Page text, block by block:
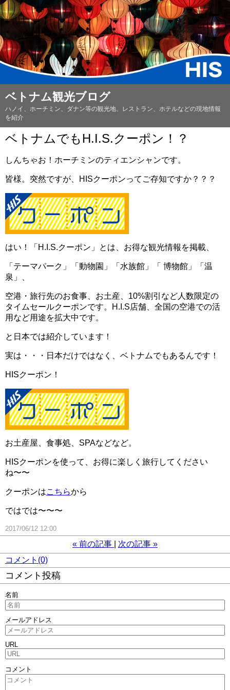
ベトナム観光ブログ
ハノイ、ホーチミン、ダナン等の観光地、レストラン、ホテルなどの現地情報
を紹介
ベトナムでもH.I.S.クーポン！？
しんちゃお！ホーチミンのティエンシャンです。
皆様。突然ですが、HISクーポンってご存知ですか？？？
はい！「H.I.S.クーポン」とは、お得な観光情報を掲載、
「テーマパーク」「動物園」「水族館」「 博物館」「温
泉」、
空港・旅行先のお食事、お土産、10%割引など人数限定の
タイムセールクーポンです。H.I.S店舗、全国の空港での活
用など用途を拡大中です。
と日本では紹介しています！
実は・・・日本だけではなく、ベトナムでもあるんです！
HISクーポン！
お土産屋、食事処、SPAなどなど。
HISクーポンを使って、お得に楽しく旅行してください
ね〜〜
クーポンはこちらから
ではでは〜〜〜
2017/06/12 12:00
« 前の記事 次の記事 »
コメント(0)
コメント投稿
名前
メールアドレス
URL
コメント